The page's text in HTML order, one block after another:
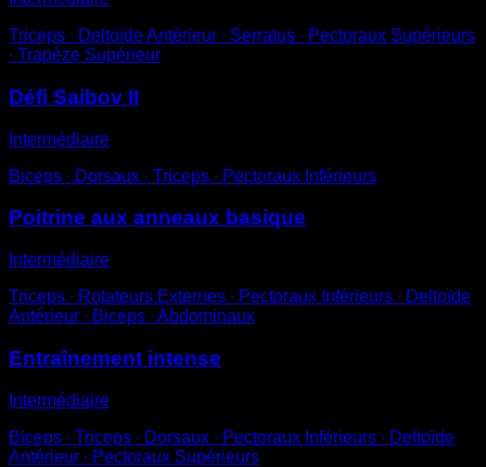
Triceps ∙ Deltoïde Antérieur ∙ Serratus ∙ Pectoraux Supérieurs
∙ Trapèze Supérieur
Défi Saibov II
Intermédiaire
Biceps ∙ Dorsaux ∙ Triceps ∙ Pectoraux Inférieurs
Poitrine aux anneaux basique
Intermédiaire
Triceps ∙ Rotateurs Externes ∙ Pectoraux Inférieurs ∙ Deltoïde
Antérieur ∙ Biceps ∙ Abdominaux
Entraînement intense
Intermédiaire
Biceps ∙ Triceps ∙ Dorsaux ∙ Pectoraux Inférieurs ∙ Deltoïde
Antérieur ∙ Pectoraux Supérieurs